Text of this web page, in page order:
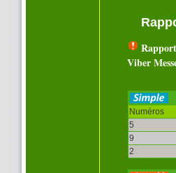
Viber
Numéros
5
9
2